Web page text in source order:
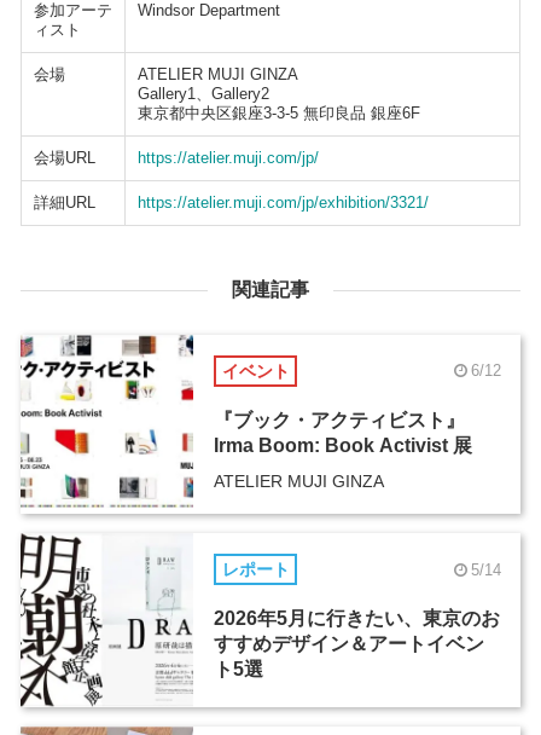
参加アーテ
ィスト
Windsor Department
会場
ATELIER MUJI GINZA
Gallery1、Gallery2
東京都中央区銀座3-3-5 無印良品 銀座6F
会場URL https://atelier.muji.com/jp/
詳細URL https://atelier.muji.com/jp/exhibition/3321/
関連記事
イベント 6/12
『ブック・アクティビスト』
Irma Boom: Book Activist 展
ATELIER MUJI GINZA
レポート 5/14
2026年5月に行きたい、東京のお
すすめデザイン＆アートイベン
ト5選